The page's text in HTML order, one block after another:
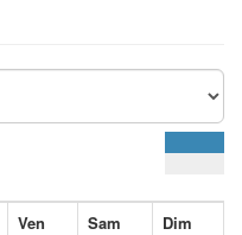
Ven Sam
Dim